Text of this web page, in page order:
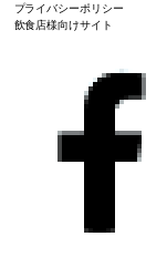
プライバシーポリシー
飲食店様向けサイト